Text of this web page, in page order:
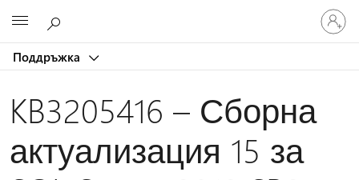
Поддръжка
Влезте
във
вашия
KB3205416 – Сборна
актуализация 15 за